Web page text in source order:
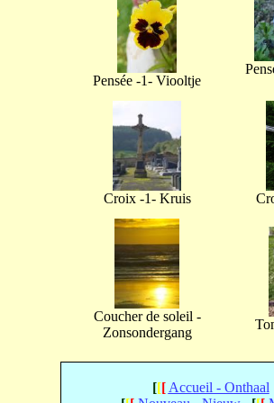
Pensée -1- Viooltje
Croix -1- Kruis
Coucher de soleil -
Zonsondergang
[[[ Accueil - Onthaal